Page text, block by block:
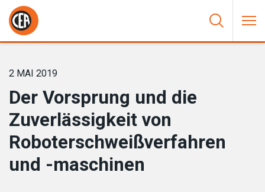
Zum Inhalt springen
HOME/
ZUVERLÄSSIGKEIT VON ROBOTERSCHWEISSVERFAHREN UND -M
ASCHINEN
2 MAI 2019
Der Vorsprung und die
Zuverlässigkeit von
Roboterschweißverfahren
und -maschinen